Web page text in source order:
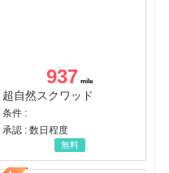
937
超自然スクワッド
条件 :
承認 : 数日程度
無料